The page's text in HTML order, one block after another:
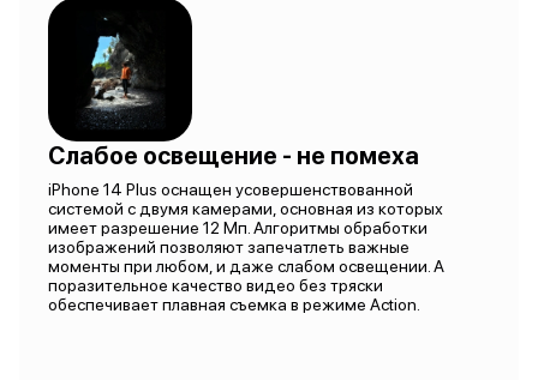
Слабое освещение - не помеха
iPhone 14 Plus оснащен усовершенствованной
системой с двумя камерами, основная из которых
имеет разрешение 12 Мп. Алгоритмы обработки
изображений позволяют запечатлеть важные
моменты при любом, и даже слабом освещении. А
поразительное качество видео без тряски
обеспечивает плавная съемка в режиме Action.